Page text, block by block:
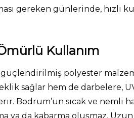
gereken günlerinde, hızlı
Kullanım
güçlendirilmiş polyester
sağlar hem de darbelere, UV
Bodrum’un sıcak ve nemli
ya da kabarma oluşmaz. Uzun